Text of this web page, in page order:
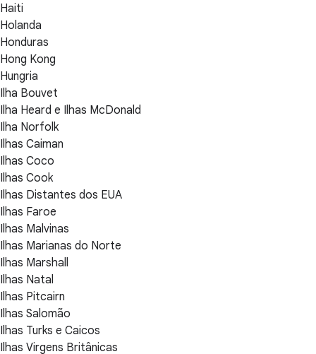
Haiti
Holanda
Honduras
Hong Kong
Hungria
Ilha Bouvet
Ilha Heard e Ilhas McDonald
Ilha Norfolk
Ilhas Caiman
Ilhas Coco
Ilhas Cook
Ilhas Distantes dos EUA
Ilhas Faroe
Ilhas Malvinas
Ilhas Marianas do Norte
Ilhas Marshall
Ilhas Natal
Ilhas Pitcairn
Ilhas Salomão
Ilhas Turks e Caicos
Ilhas Virgens Britânicas